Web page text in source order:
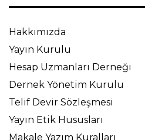
Hakkımızda
Yayın Kurulu
Hesap Uzmanları Derneği
Dernek Yönetim Kurulu
Telif Devir Sözleşmesi
Yayın Etik Hususları
Makale Yazım Kuralları